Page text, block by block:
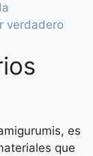
verdadero
es
que